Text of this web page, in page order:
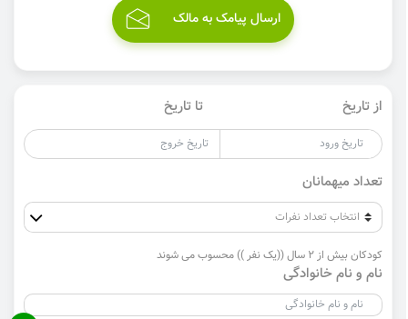
ارسال پیامک به مالک
از تاریخ تا تاریخ
تعداد میهمانان
کودکان بیش از 2 سال ((یک نفر )) محسوب می شوند
نام و نام خانوادگی